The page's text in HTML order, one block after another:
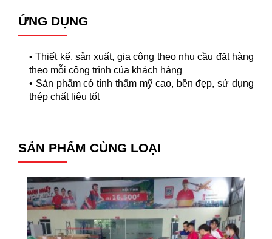
ỨNG DỤNG
•Thiết kế, sản xuất, gia công theo nhu cầu đặt hàng
theo mỗi công trình của khách hàng
• Sản phẩm có tính thẩm mỹ cao, bền đẹp, sử dụng
thép chất liệu tốt
SẢN PHẨM CÙNG LOẠI